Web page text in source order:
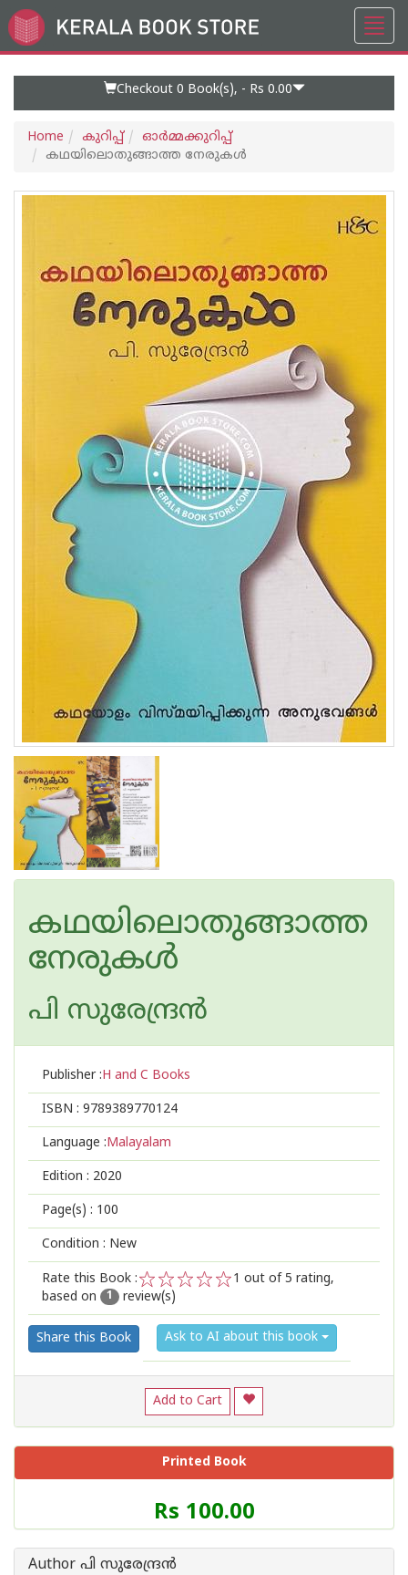
Go
to
Checkout 0 Book(s), - Rs 0.00
Home കുറിപ്പ്‌
ഓര്‍മ്മക്കുറിപ്പ്‌
കഥയിലൊതുങ്ങാത്ത നേരുകള്‍
കഥയിലൊതുങ്ങാത്ത
നേരുകള്‍
പി സുരേന്ദ്രന്‍
Publisher :H and C Books
ISBN : 9789389770124
Language :Malayalam
Edition : 2020
Page(s) : 100
Condition : New
Rate this Book :
2
1
1 out of 5 rating,
based on
1 review(s)
Share this Book Ask to AI about this book
Add to Cart
Printed Book
Price
of
Book
Rs 100.00
Author പി സുരേന്ദ്രന്‍